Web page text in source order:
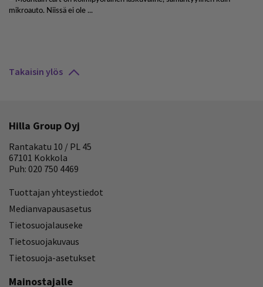
Takaisin ylös
Hilla Group Oyj
Rantakatu 10 / PL 45
67101 Kokkola
Puh: 020 750 4469
Tuottajan yhteystiedot
Medianvapausasetus
Tietosuojalauseke
Tietosuojakuvaus
Tietosuoja-asetukset
Mainostajalle